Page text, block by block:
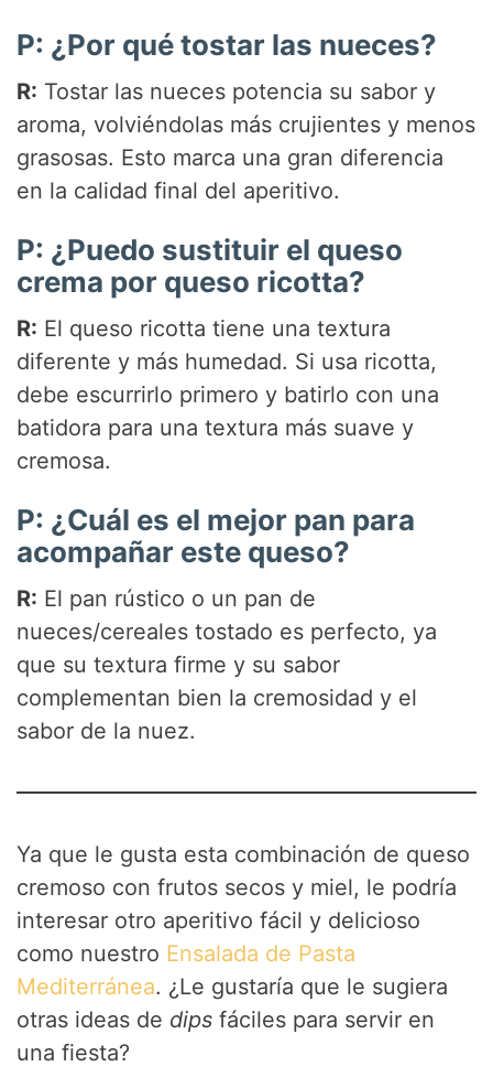
P: ¿Por qué tostar las nueces?
R: Tostar las nueces potencia su sabor y
aroma, volviéndolas más crujientes y menos
grasosas. Esto marca una gran diferencia
en la calidad final del aperitivo.
P: ¿Puedo sustituir el queso
crema por queso ricotta?
R: El queso ricotta tiene una textura
diferente y más humedad. Si usa ricotta,
debe escurrirlo primero y batirlo con una
batidora para una textura más suave y
cremosa.
P: ¿Cuál es el mejor pan para
acompañar este queso?
R: El pan rústico o un pan de
nueces/cereales tostado es perfecto, ya
que su textura firme y su sabor
complementan bien la cremosidad y el
sabor de la nuez.
Ya que le gusta esta combinación de queso
cremoso con frutos secos y miel, le podría
interesar otro aperitivo fácil y delicioso
como nuestro Ensalada de Pasta
Mediterránea. ¿Le gustaría que le sugiera
otras ideas de dips fáciles para servir en
una fiesta?